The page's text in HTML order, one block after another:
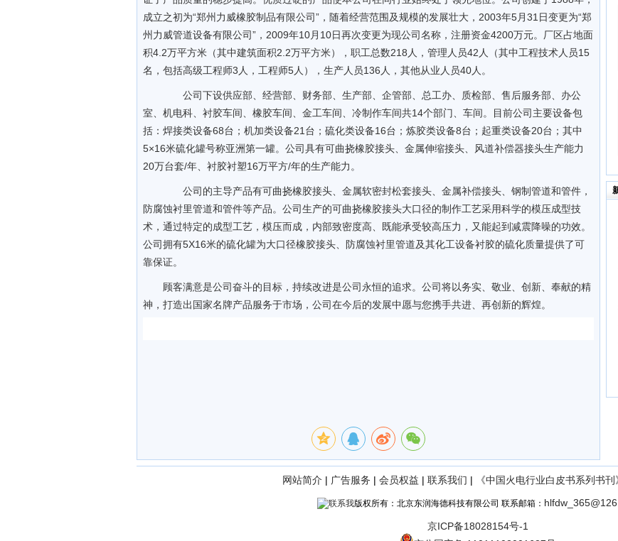
成立之初为“郑州力威橡胶制品有限公司”，随着经营范围及规模的发展壮大，2003年5月31日变更为“郑
州力威管道设备有限公司”，2009年10月10日再次变更为现公司名称，注册资金4200万元。厂区占地面
积4.2万平方米（其中建筑面积2.2万平方米），职工总数218人，管理人员42人（其中工程技术人员15
名，包括高级工程师3人，工程师5人），生产人员136人，其他从业人员40人。
公司下设供应部、经营部、财务部、生产部、企管部、总工办、质检部、售后服务部、办公
室、机电科、衬胶车间、橡胶车间、金工车间、冷制作车间共14个部门、车间。目前公司主要设备包
括：焊接类设备68台；机加类设备21台；硫化类设备16台；炼胶类设备8台；起重类设备20台；其中
5×16米硫化罐号称亚洲第一罐。公司具有可曲挠橡胶接头、金属伸缩接头、风道补偿器接头生产能力
20万台套/年、衬胶衬塑16万平方/年的生产能力。
公司的主导产品有可曲挠橡胶接头、金属软密封松套接头、金属补偿接头、钢制管道和管件，
防腐蚀衬里管道和管件等产品。公司生产的可曲挠橡胶接头大口径的制作工艺采用科学的模压成型技
术，通过特定的成型工艺，模压而成，内部致密度高、既能承受较高压力，又能起到减震降噪的功效。
公司拥有5X16米的硫化罐为大口径橡胶接头、防腐蚀衬里管道及其化工设备衬胶的硫化质量提供了可
靠保证。
顾客满意是公司奋斗的目标，持续改进是公司永恒的追求。公司将以务实、敬业、创新、奉献的精
神，打造出国家名牌产品服务于市场，公司在今后的发展中愿与您携手共进、再创新的辉煌。
网站简介 | 广告服务 | 会员权益 | 联系我们 | 《中国火电行业白皮书系列书刊
版权所有：北京东润海德科技有限公司 联系邮箱：
京ICP备18028154号-1